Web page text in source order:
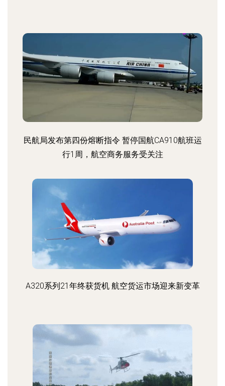
民航局发布第四份熔断指令 暂停国航CA910航班运
行1周，航空商务服务受关注
A320系列21年终获货机 航空货运市场迎来新变革